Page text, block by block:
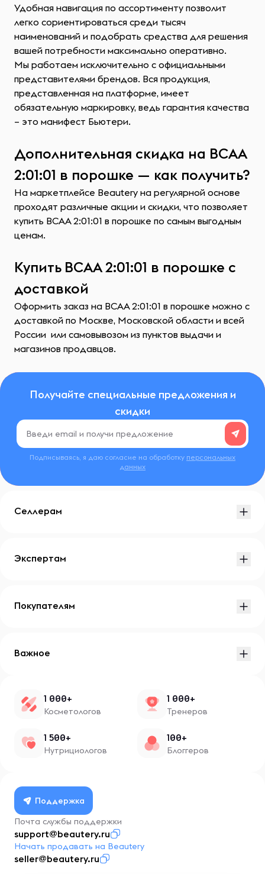
Удобная навигация по ассортименту позволит
легко сориентироваться среди тысяч
наименований и подобрать средства для решения
вашей потребности максимально оперативно.
Мы работаем исключительно с официальными
представителями брендов. Вся продукция,
представленная на платформе, имеет
обязательную маркировку, ведь гарантия качества
– это манифест Бьютери.
Дополнительная скидка на ВСАА
2:01:01 в порошке — как получить?
На маркетплейсе Beautery на регулярной основе
проходят различные акции и скидки, что позволяет
купить ВСАА 2:01:01 в порошке по самым выгодным
ценам.
Купить ВСАА 2:01:01 в порошке с
доставкой
Оформить заказ на ВСАА 2:01:01 в порошке можно с
доставкой по Москве, Московской области и всей
России или самовывозом из пунктов выдачи и
магазинов продавцов.
Получайте специальные предложения и
скидки
Подписываясь, я даю согласие на обработку персональных
данных
Селлерам
Экспертам
Покупателям
Важное
1 000+
Косметологов
1 000+
Тренеров
1 500+
Нутрициологов
100+
Блоггеров
Поддержка
Почта службы поддержки
support@beautery.ru
Начать продавать на Beautery
seller@beautery.ru